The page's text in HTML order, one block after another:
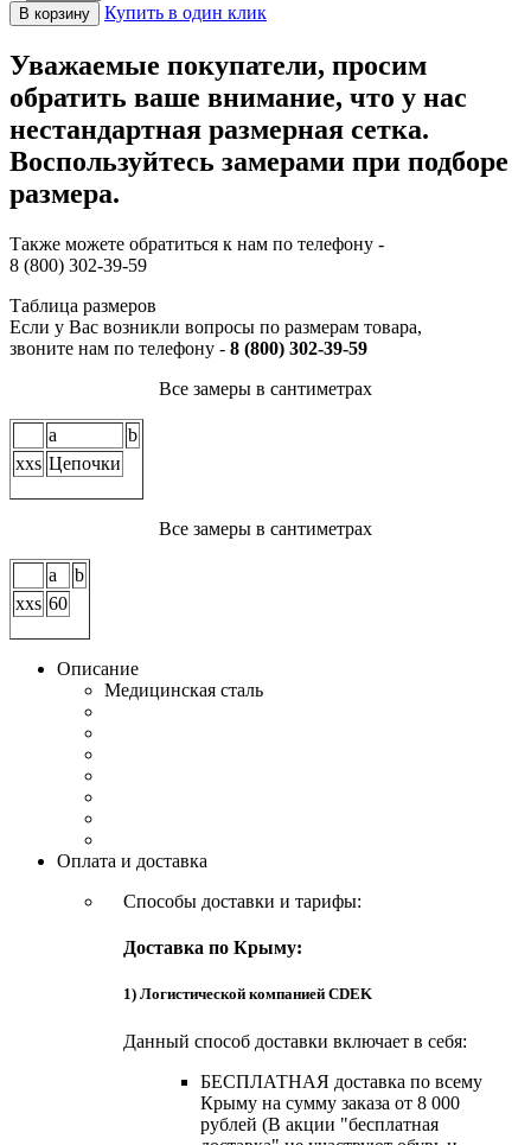
В корзину Купить в один клик
Уважаемые покупатели, просим
обратить ваше внимание, что у нас
нестандартная размерная сетка.
Воспользуйтесь замерами при подборе
размера.
Также можете обратиться к нам по телефону -
8 (800) 302-39-59
Таблица размеров
Если у Вас возникли вопросы по размерам товара,
звоните нам по телефону - 8 (800) 302-39-59
Все замеры в сантиметрах
a
b
xxs Цепочки
Все замеры в сантиметрах
a
b
xxs 60
Описание
Медицинская сталь
Оплата и доставка
Способы доставки и тарифы:
Доставка по Крыму:
1) Логистической компанией CDEK
Данный способ доставки включает в себя:
БЕСПЛАТНАЯ доставка по всему
Крыму на сумму заказа от 8 000
рублей (В акции "бесплатная